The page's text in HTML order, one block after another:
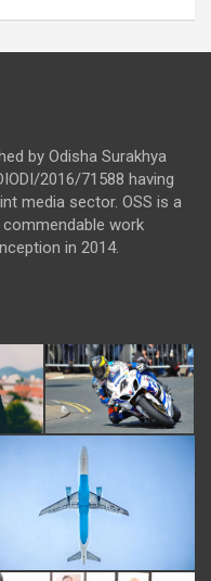
by Odisha Surakhya
2016/71588 having
media sector. OSS is a
work
in 2014.